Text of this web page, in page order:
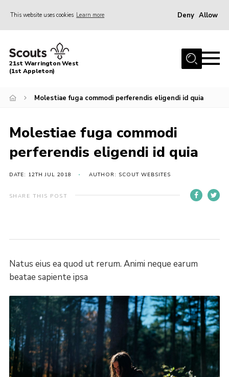
This website uses cookies Learn more Deny Allow
Home
About Us
Events
Gallery
21st Warrington West
(1st Appleton)
Molestiae fuga commodi perferendis eligendi id quia
Molestiae fuga commodi
perferendis eligendi id quia
DATE: 12TH JUL 2018 AUTHOR: SCOUT WEBSITES
SHARE THIS POST
Natus eius ea quod ut rerum. Animi neque earum
beatae sapiente ipsa